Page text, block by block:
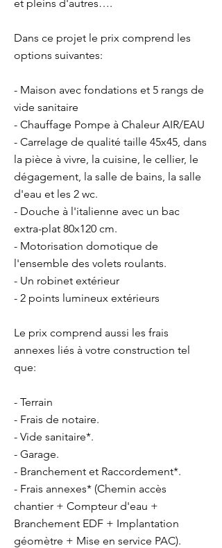
et pleins d'autres….
Dans ce projet le prix comprend les
options suivantes:
- Maison avec fondations et 5 rangs de
vide sanitaire
- Chauffage Pompe à Chaleur AIR/EAU
- Carrelage de qualité taille 45x45, dans
la pièce à vivre, la cuisine, le cellier, le
dégagement, la salle de bains, la salle
d'eau et les 2 wc.
- Douche à l'italienne avec un bac
extra-plat 80x120 cm.
- Motorisation domotique de
l'ensemble des volets roulants.
- Un robinet extérieur
- 2 points lumineux extérieurs
Le prix comprend aussi les frais
annexes liés à votre construction tel
que:
- Terrain
- Frais de notaire.
- Vide sanitaire*.
- Garage.
- Branchement et Raccordement*.
- Frais annexes* (Chemin accès
chantier + Compteur d'eau +
Branchement EDF + Implantation
géomètre + Mise en service PAC).